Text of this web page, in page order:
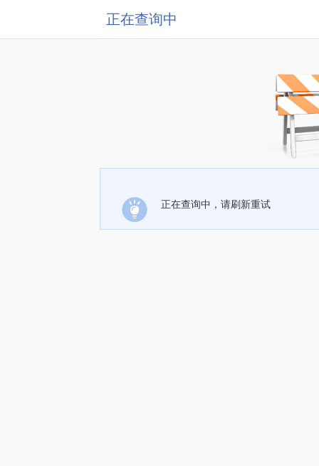
正在查询中
正在查询中，请刷新重试